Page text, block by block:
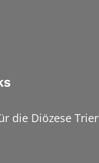
die Diözese Trier